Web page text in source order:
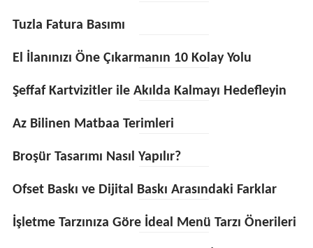
Tuzla Fatura Basımı
El İlanınızı Öne Çıkarmanın 10 Kolay Yolu
Şeffaf Kartvizitler ile Akılda Kalmayı Hedefleyin
Az Bilinen Matbaa Terimleri
Broşür Tasarımı Nasıl Yapılır?
Ofset Baskı ve Dijital Baskı Arasındaki Farklar
İşletme Tarzınıza Göre İdeal Menü Tarzı Önerileri